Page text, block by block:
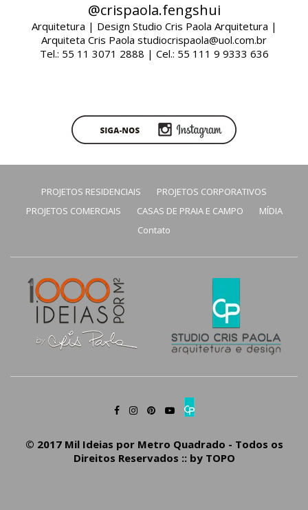
@crispaola.fengshui
Arquitetura | Design Studio Cris Paola Arquitetura |
Arquiteta Cris Paola studiocrispaola@uol.com.br
Tel.: 55 11 3071 2888 | Cel.: 55 111 9 9333 636
PROJETOS RESIDENCIAIS
PROJETOS CORPORATIVOS
PROJETOS COMERCIAIS
CASAS DE PRAIA E CAMPO
MÍDIA
Contato
© 2017 Mil Ideias por Metro Quadrado - Todos os
Direitos Reservados :: by TOPO